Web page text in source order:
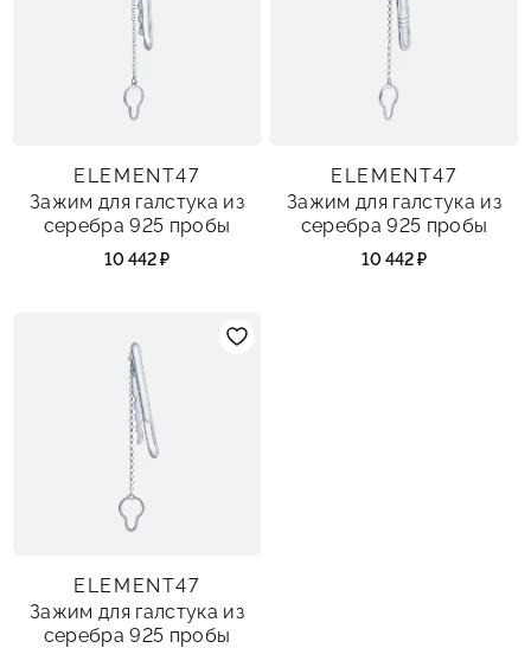
ELEMENT47
Зажим для галстука из
серебра 925 пробы
10 442 ₽
ELEMENT47
Зажим для галстука из
серебра 925 пробы
10 442 ₽
ELEMENT47
Зажим для галстука из
серебра 925 пробы